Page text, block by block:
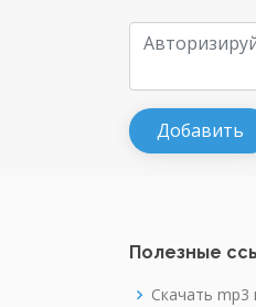
Полезные
Скачать mp3